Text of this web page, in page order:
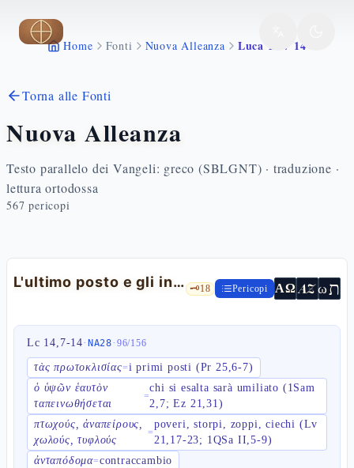
Vai al contenuto principale
Home Fonti Nuova Alleanza Luca 14 7 14
Torna alle Fonti
Nuova Alleanza
Testo parallelo dei Vangeli: greco (SBLGNT) · traduzione ·
lettura ortodossa
567 pericopi
L'ultimo posto e gli invitati senza contraccambio — Lc 14,7-14 🗝️18 Pericopi ΑΩ AZωת
Lc 14,7-14· NA28· 96/156
τὰς πρωτοκλισίας=i primi posti (Pr 25,6-7)
ὁ ὑψῶν ἑαυτὸν
ταπεινωθήσεται
=
chi si esalta sarà umiliato (1Sam
2,7; Ez 21,31)
πτωχούς, ἀναπείρους,
χωλούς, τυφλούς
=
poveri, storpi, zoppi, ciechi (Lv
21,17-23; 1QSa II,5-9)
ἀνταπόδομα=contraccambio